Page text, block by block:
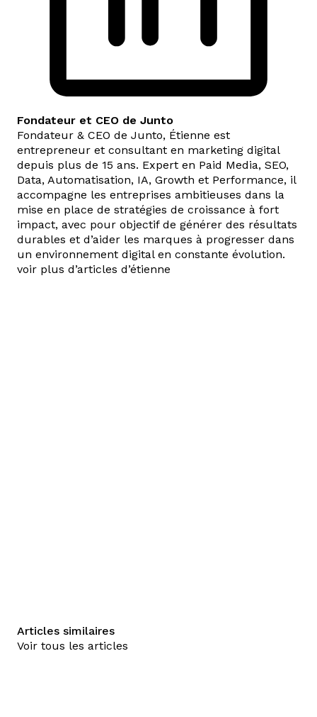
Fondateur et CEO de Junto
Fondateur & CEO de Junto, Étienne est
entrepreneur et consultant en marketing digital
depuis plus de 15 ans. Expert en Paid Media, SEO,
Data, Automatisation, IA, Growth et Performance, il
accompagne les entreprises ambitieuses dans la
mise en place de stratégies de croissance à fort
impact, avec pour objectif de générer des résultats
durables et d’aider les marques à progresser dans
un environnement digital en constante évolution.
voir plus d’articles d’étienne
Articles similaires
Voir tous les articles